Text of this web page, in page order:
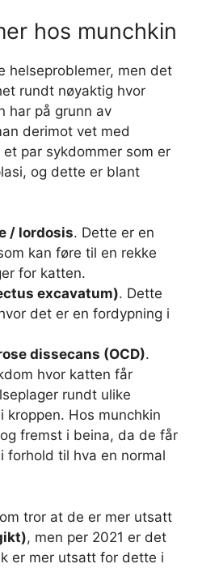
hos munchkin
helseproblemer, men det
rundt nøyaktig hvor
har på grunn av
derimot vet med
par sykdommer som er
og dette er blant
/ lordosis. Dette er en
kan føre til en rekke
for katten.
excavatum). Dette
det er en fordypning i
dissecans (OCD).
hvor katten får
rundt ulike
kroppen. Hos munchkin
fremst i beina, da de får
forhold til hva en normal
tror at de er mer utsatt
, men per 2021 er det
er mer utsatt for dette i